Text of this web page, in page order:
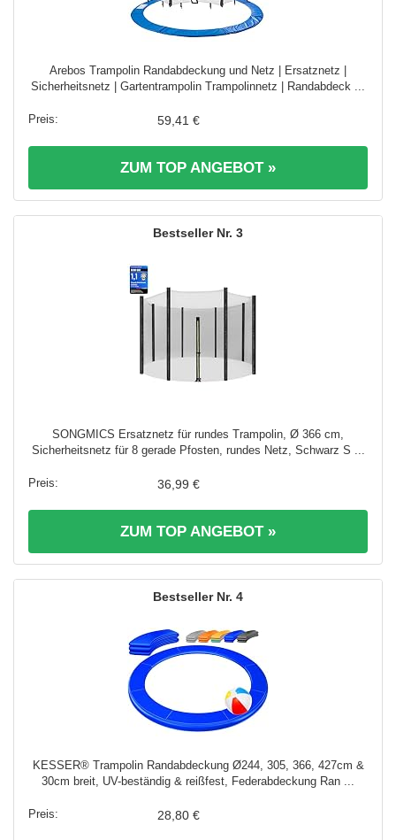
Arebos Trampolin Randabdeckung und Netz | Ersatznetz |
Sicherheitsnetz | Gartentrampolin Trampolinnetz | Randabdeck ...
59,41 €
ZUM TOP ANGEBOT »
3
SONGMICS Ersatznetz für rundes Trampolin, Ø 366 cm,
Sicherheitsnetz für 8 gerade Pfosten, rundes Netz, Schwarz S ...
36,99 €
ZUM TOP ANGEBOT »
4
KESSER® Trampolin Randabdeckung Ø244, 305, 366, 427cm &
30cm breit, UV-beständig & reißfest, Federabdeckung Ran ...
28,80 €